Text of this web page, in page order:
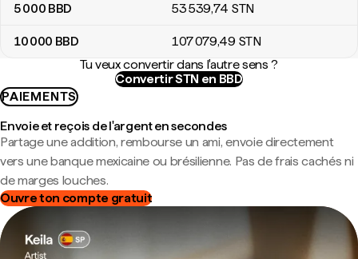
5 000 BBD 53 539,74 STN
10 000 BBD 107 079,49 STN
Tu veux convertir dans l'autre sens ?
Convertir STN en BBD
PAIEMENTS
Envoie et reçois de l'argent en secondes
Partage une addition, rembourse un ami, envoie directement
vers une banque mexicaine ou brésilienne. Pas de frais cachés ni
de marges louches.
Ouvre ton compte gratuit